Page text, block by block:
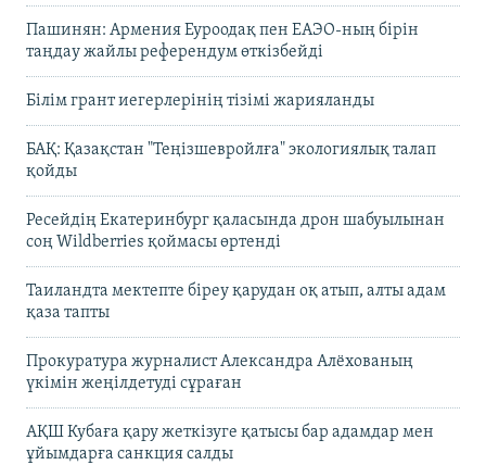
Пашинян: Армения Еуроодақ пен ЕАЭО-ның бірін
таңдау жайлы референдум өткізбейді
Білім грант иегерлерінің тізімі жарияланды
БАҚ: Қазақстан "Теңізшевройлға" экологиялық талап
қойды
Ресейдің Екатеринбург қаласында дрон шабуылынан
соң Wildberries қоймасы өртенді
Таиландта мектепте біреу қарудан оқ атып, алты адам
қаза тапты
Прокуратура журналист Александра Алёхованың
үкімін жеңілдетуді сұраған
АҚШ Кубаға қару жеткізуге қатысы бар адамдар мен
ұйымдарға санкция салды